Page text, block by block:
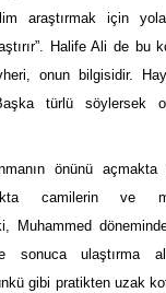
araştırmak için
Halife Ali de bu
onun bilgisidir.
türlü söylersek
önünü
camilerin ve
Muhammed
sonuca ulaştırma
gibi pratikten uzak